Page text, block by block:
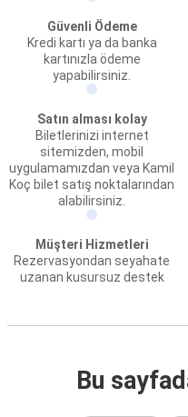
Güvenli Ödeme
Kredi kartı ya da banka
kartınızla ödeme
yapabilirsiniz.
Satın alması kolay
Biletlerinizi internet
sitemizden, mobil
uygulamamızdan veya Kamil
Koç bilet satış noktalarından
alabilirsiniz.
Müşteri Hizmetleri
Rezervasyondan seyahate
uzanan kusursuz destek
Bu